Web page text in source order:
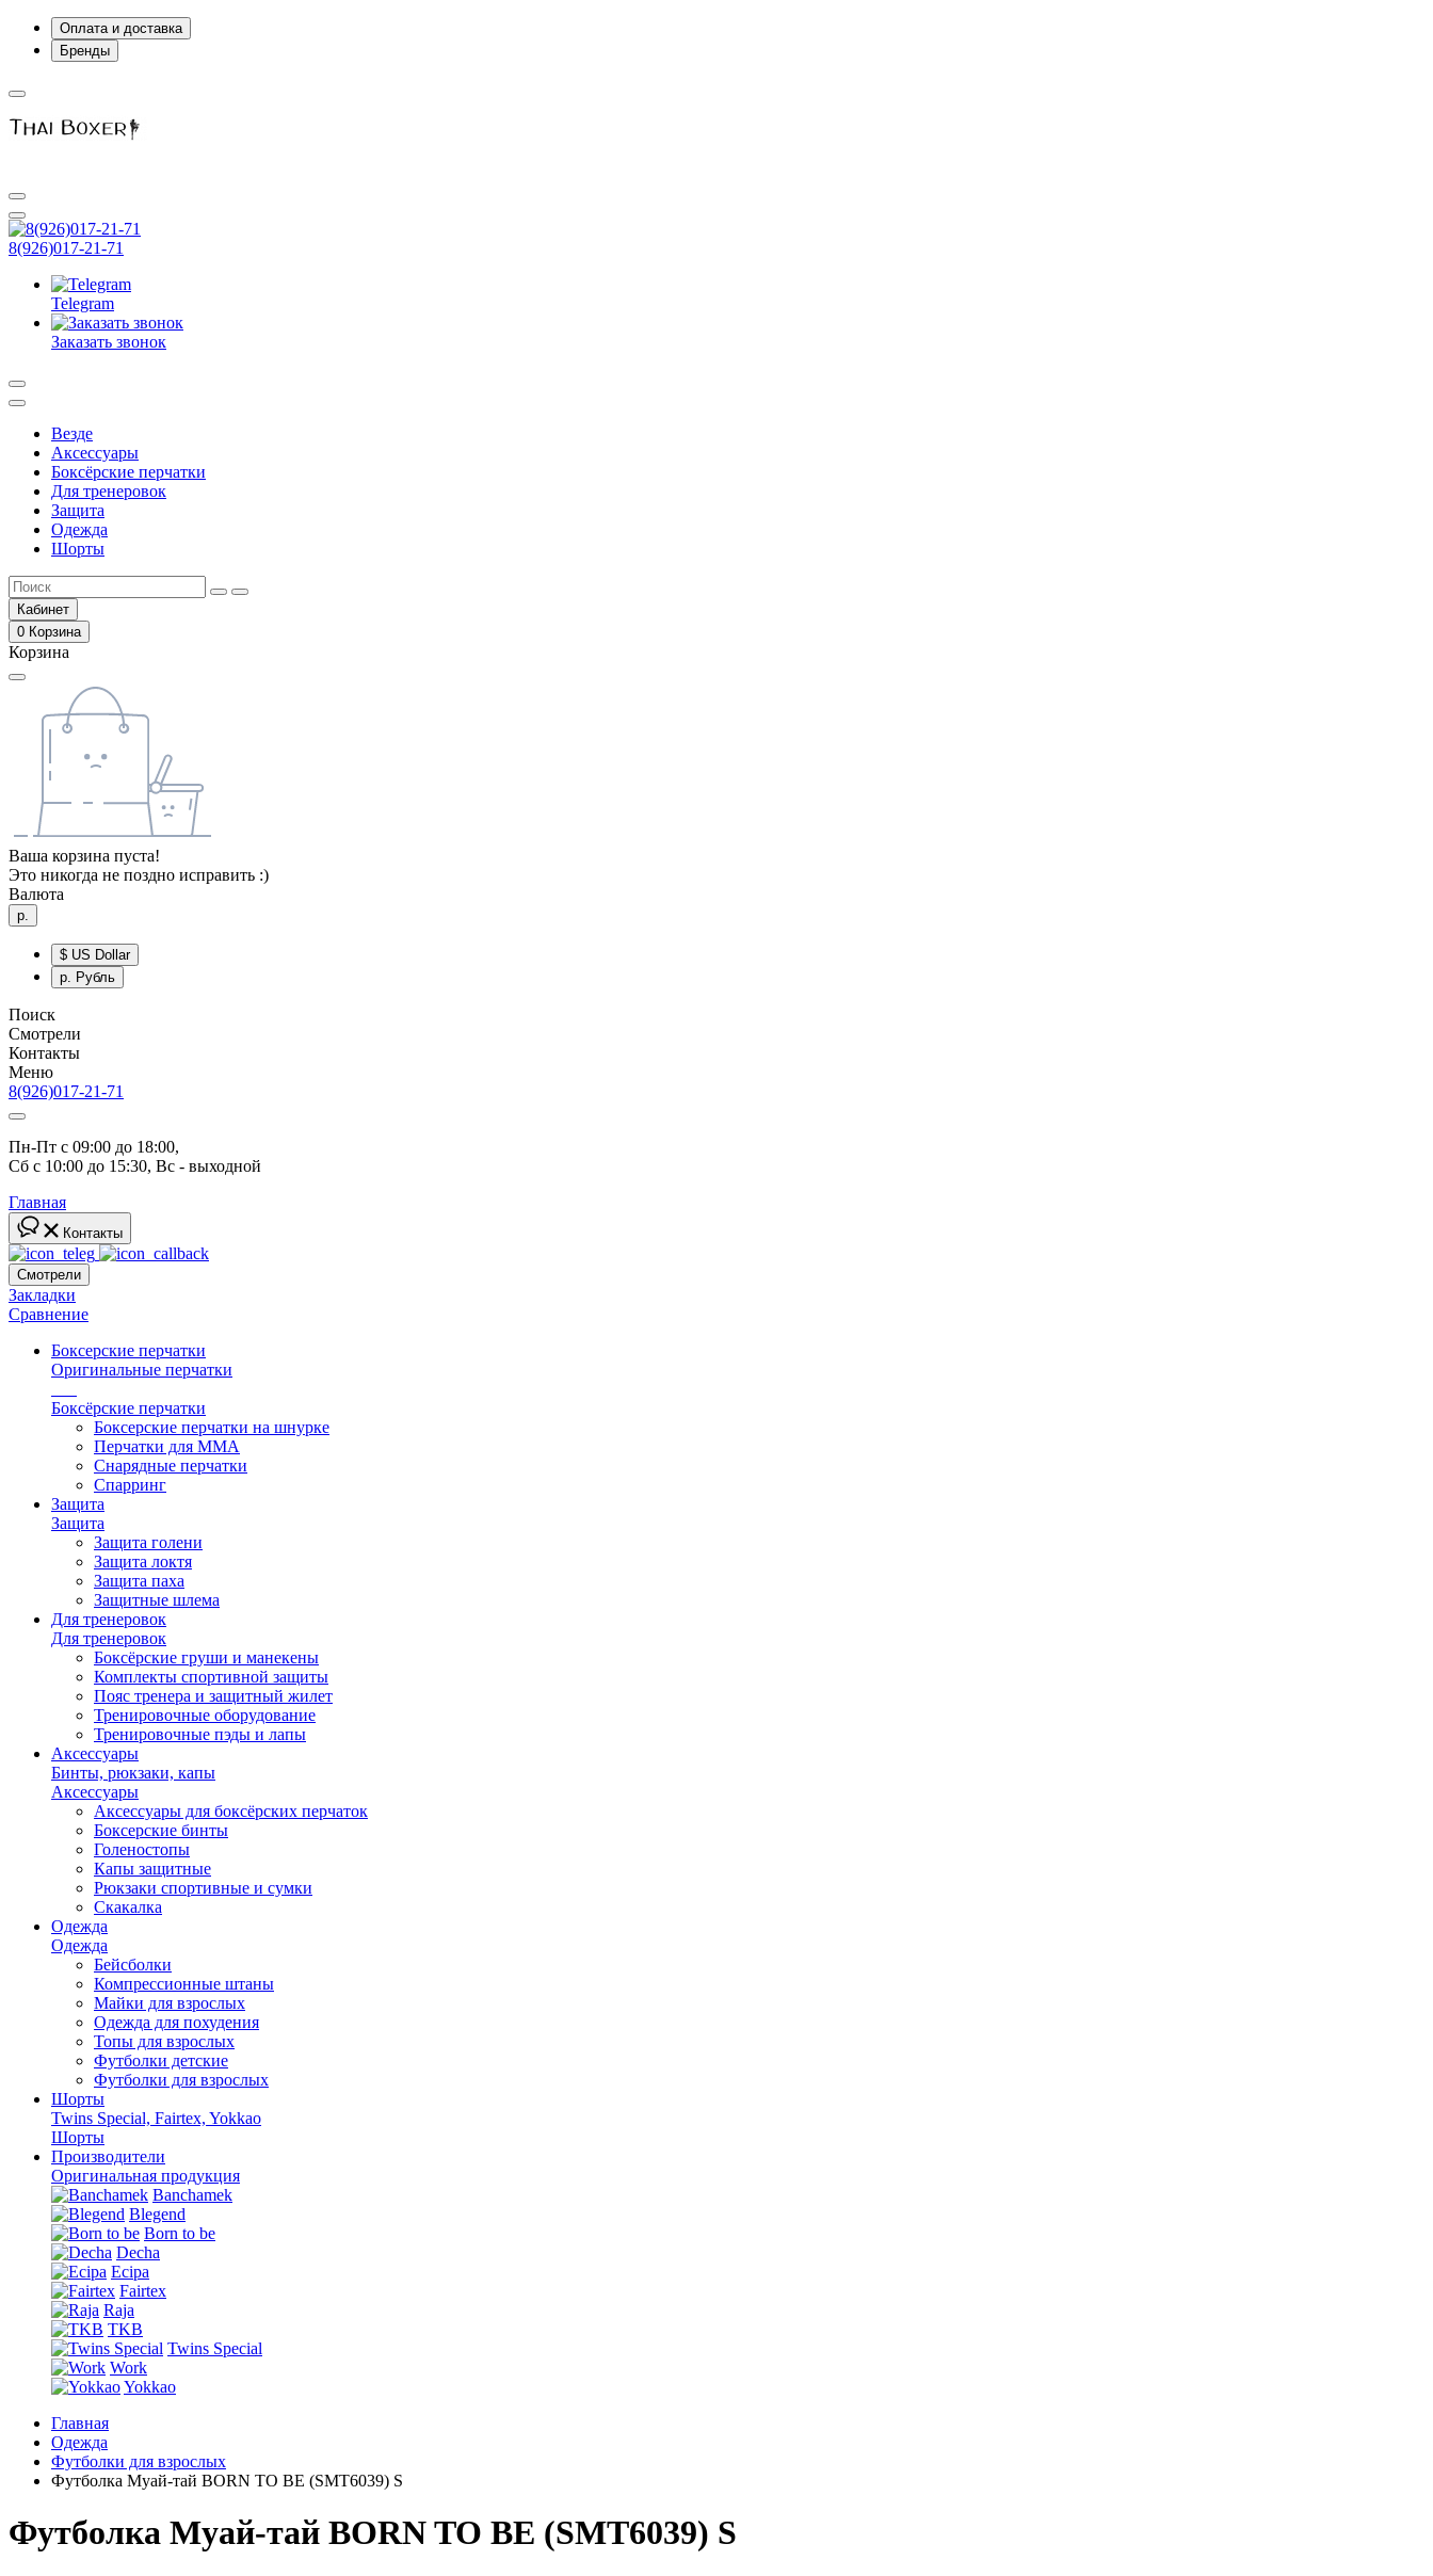
Оплата и доставка
Бренды
8(926)017-21-71
Telegram
Заказать звонок
Везде
Аксессуары
Боксёрские перчатки
Для тренеровок
Защита
Одежда
Шорты
Кабинет
0 Корзина
Корзина
Ваша корзина пуста!
Это никогда не поздно исправить :)
Валюта
р.
$ US Dollar
р. Рубль
Поиск
Смотрели
Контакты
Меню
8(926)017-21-71
Пн-Пт с 09:00 до 18:00,
Сб с 10:00 до 15:30, Вс - выходной
Главная
Контакты
Смотрели
Закладки
Сравнение
Боксерские перчатки
Оригинальные перчатки
Боксёрские перчатки
Боксерские перчатки на шнурке
Перчатки для ММА
Снарядные перчатки
Спарринг
Защита
Защита
Защита голени
Защита локтя
Защита паха
Защитные шлема
Для тренеровок
Для тренеровок
Боксёрские груши и манекены
Комплекты спортивной защиты
Пояс тренера и защитный жилет
Тренировочные оборудование
Тренировочные пэды и лапы
Аксессуары
Бинты, рюкзаки, капы
Аксессуары
Аксессуары для боксёрских перчаток
Боксерские бинты
Голеностопы
Капы защитные
Рюкзаки спортивные и сумки
Скакалка
Одежда
Одежда
Бейсболки
Компрессионные штаны
Майки для взрослых
Одежда для похудения
Топы для взрослых
Футболки детские
Футболки для взрослых
Шорты
Twins Special, Fairtex, Yokkao
Шорты
Производители
Оригинальная продукция
Banchamek
Blegend
Born to be
Decha
Ecipa
Fairtex
Raja
TKB
Twins Special
Work
Yokkao
Главная
Одежда
Футболки для взрослых
Футболка Муай-тай BORN TO BE (SMT6039) S
Футболка Муай-тай BORN TO BE (SMT6039) S